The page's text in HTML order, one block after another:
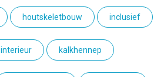
houtskeletbouw inclusief
interieur kalkhennep